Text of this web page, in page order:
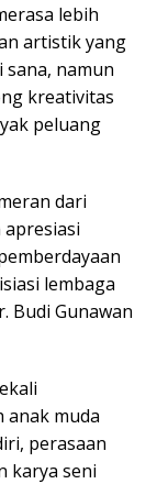
lebih
artistik yang
sana, namun
kreativitas
peluang
dari
lembaga
Budi Gunawan
anak muda
perasaan
karya seni